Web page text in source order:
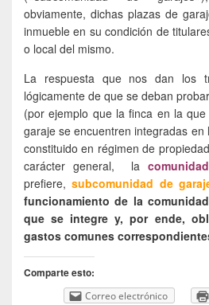
obviamente, dichas plazas de
inmueble en su condición de
o local del mismo.
La respuesta que nos dan los
lógicamente de que se deban
(por ejemplo que la finca en la
garaje se encuentren integradas en
constituido en régimen de
carácter general, la
prefiere,subcomunidad de
funcionamiento de la
que se integre y, por ende,
gastos comunes
Comparte esto:
Correo electrónico